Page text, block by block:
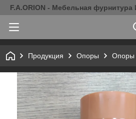
F.A.ORION - Мебельная
Продукция Опоры Опоры